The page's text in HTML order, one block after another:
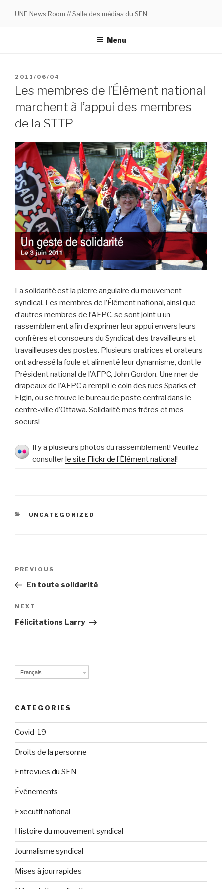
UNE News Room // Salle des médias du SEN
Menu
POSTED
ON
2011/06/04
Les membres de l’Élément national
marchent à l’appui des membres
de la STTP
La solidarité est la pierre angulaire du mouvement
syndical. Les membres de l’Élément national, ainsi que
d’autres membres de l’AFPC, se sont joint u un
rassemblement afin d’exprimer leur appui envers leurs
confrères et consoeurs du Syndicat des travailleurs et
travailleuses des postes. Plusieurs oratrices et orateurs
ont adressé la foule et alimenté leur dynamisme, dont le
Président national de l’AFPC, John Gordon. Une mer de
drapeaux de l’AFPC a rempli le coin des rues Sparks et
Elgin, ou se trouve le bureau de poste central dans le
centre-ville d’Ottawa. Solidarité mes frères et mes
soeurs!
Il y a plusieurs photos du rassemblement! Veuillez
consulter le site Flickr de l’Élément national !
CATEGORIES
UNCATEGORIZED
Post
Previous
Post
PREVIOUS
En toute solidarité
Next
Post
NEXT
Félicitations Larry
Français
CATEGORIES
Covid-19
Droits de la personne
Entrevues du SEN
Événements
Executif national
Histoire du mouvement syndical
Journalisme syndical
Mises à jour rapides